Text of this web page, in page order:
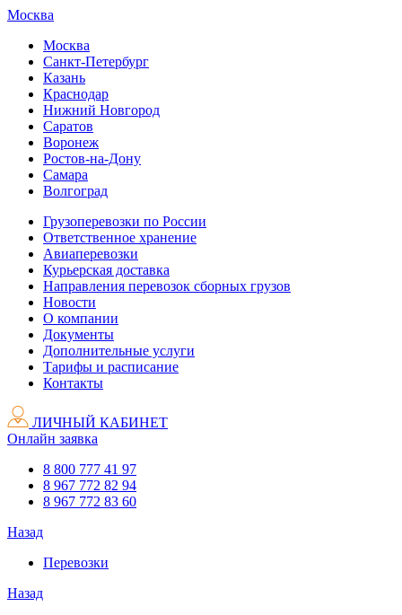
Москва
Москва
Санкт-Петербург
Казань
Краснодар
Нижний Новгород
Саратов
Воронеж
Ростов-на-Дону
Самара
Волгоград
Грузоперевозки по России
Ответственное хранение
Авиаперевозки
Курьерская доставка
Направления перевозок сборных грузов
Новости
О компании
Документы
Дополнительные услуги
Тарифы и расписание
Контакты
ЛИЧНЫЙ КАБИНЕТ
Онлайн заявка
8 800 777 41 97
8 967 772 82 94
8 967 772 83 60
Назад
Перевозки
Назад